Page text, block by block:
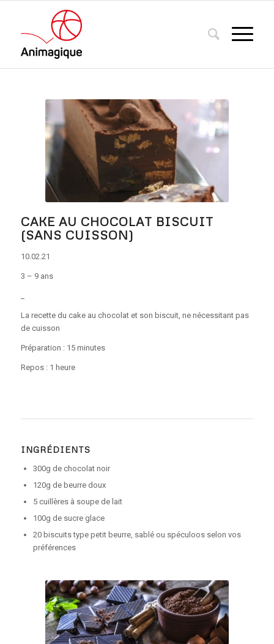
CAKE AU CHOCOLAT BISCUIT
(SANS CUISSON)
10.02.21
3 – 9 ans
La recette du cake au chocolat et son biscuit, ne nécessitant pas
de cuisson
Préparation : 15 minutes
Repos : 1 heure
INGRÉDIENTS
300g de chocolat noir
120g de beurre doux
5 cuillères à soupe de lait
100g de sucre glace
20 biscuits type petit beurre, sablé ou spéculoos selon vos
préférences